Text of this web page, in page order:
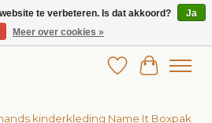
in betaalbare kinderkleding!
Verlanglijst
kinderkleding Name It Boxpak
te verbeteren. Is dat akkoord?
Ja
Meer over cookies »